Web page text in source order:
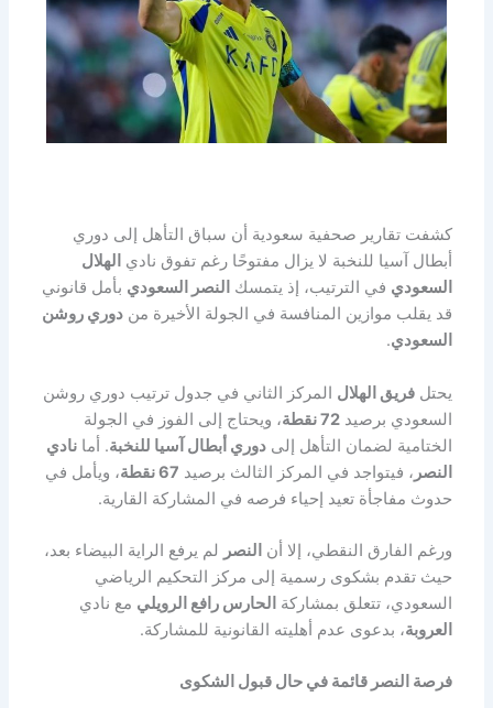
كشفت تقارير صحفية سعودية أن سباق التأهل إلى دوري
أبطال آسيا للنخبة لا يزال مفتوحًا رغم تفوق نادي الهلال
السعودي في الترتيب، إذ يتمسك النصر السعودي بأمل قانوني
قد يقلب موازين المنافسة في الجولة الأخيرة مندوري روشن
السعودي.
يحتلفريق الهلال المركز الثاني في جدول ترتيب دوري روشن
السعودي برصيد72 نقطة
، ويحتاج إلى الفوز في الجولة
الختامية لضمان التأهل إلىدوري أبطال آسيا للنخبة. أمانادي
النصر ، فيتواجد في المركز الثالث برصيد 67 نقطة
، ويأمل في
حدوث مفاجأة تعيد إحياء فرصه في المشاركة القارية.
ورغم الفارق النقطي، إلا أن النصر لم يرفع الراية البيضاء بعد،
حيث تقدم بشكوى رسمية إلى مركز التحكيم الرياضي
السعودي، تتعلق بمشاركة الحارس رافع الرويلي مع نادي
العروبة، بدعوى عدم أهليته القانونية للمشاركة.
فرصة النصر قائمة في حال قبول الشكوى